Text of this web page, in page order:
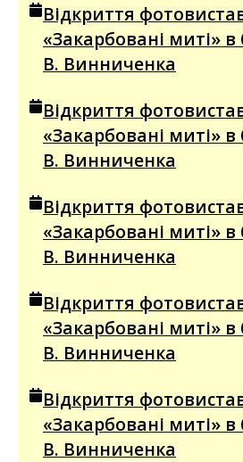
Відкриття
«Закарбовані миті» в
В. Винниченка
Відкриття
«Закарбовані миті» в
В. Винниченка
Відкриття
«Закарбовані миті» в
В. Винниченка
Відкриття
«Закарбовані миті» в
В. Винниченка
Відкриття
«Закарбовані миті» в
В. Винниченка